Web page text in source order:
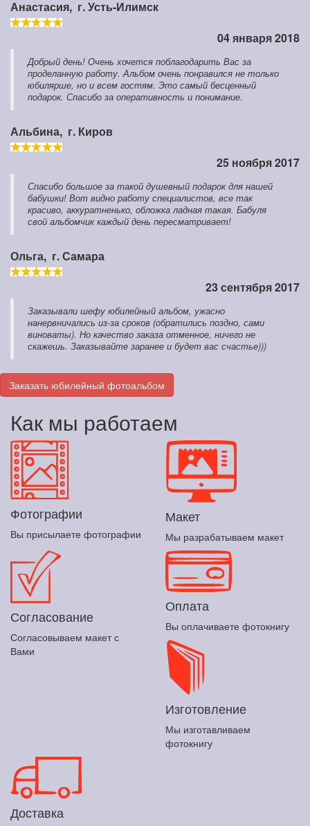
Анастасия, г. Усть-Илимск
04 января 2018
Добрый день! Очень хочется поблагодарить Вас за
проделанную работу. Альбом очень понравился не только
юбилярше, но и всем гостям. Это самый бесценный
подарок. Спасибо за оперативность и понимание.
Альбина, г. Киров
25 ноября 2017
Спасибо большое за такой душевный подарок для нашей
бабушки! Вот видно работу специалистов, все так
красиво, аккуратненько, обложка ладная такая. Бабуля
свой альбомчик каждый день пересматривает!
Ольга, г. Самара
23 сентября 2017
Заказывали шефу юбилейный альбом, ужасно
нанервничались из-за сроков (обратились поздно, сами
виноваты). Но качество заказа отменное, ничего не
скажешь. Заказывайте заранее и будет вас счастье)))
Заказать юбилейный фотоальбом
Как мы работаем
Фотографии
Вы присылаете фотографии
Макет
Мы разрабатываем макет
Согласование
Согласовываем макет с
Вами
Оплата
Вы оплачиваете фотокнигу
Изготовление
Мы изготавливаем
фотокнигу
Доставка